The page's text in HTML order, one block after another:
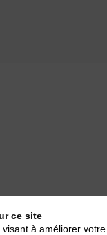
ce site
à améliorer votre